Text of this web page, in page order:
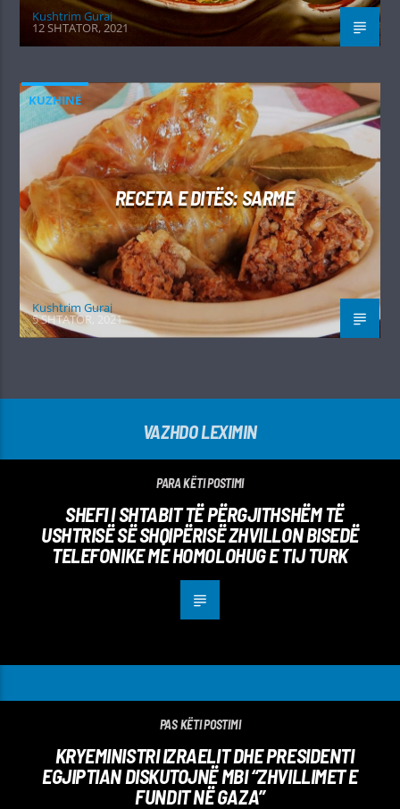
Kushtrim Guraj
12 SHTATOR, 2021
KUZHINË
RECETA E DITËS: SARME
Kushtrim Guraj
5 SHTATOR, 2021
VAZHDO LEXIMIN
PARA KËTI POSTIMI
SHEFI I SHTABIT TË PËRGJITHSHËM TË
USHTRISË SË SHQIPËRISË ZHVILLON BISEDË
TELEFONIKE ME HOMOLOHUG E TIJ TURK
PAS KËTI POSTIMI
KRYEMINISTRI IZRAELIT DHE PRESIDENTI
EGJIPTIAN DISKUTOJNË MBI “ZHVILLIMET E
FUNDIT NË GAZA”